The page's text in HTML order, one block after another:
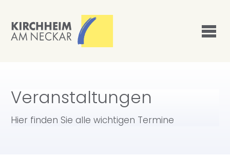
Veranstaltungen
Hier finden Sie alle wichtigen Termine